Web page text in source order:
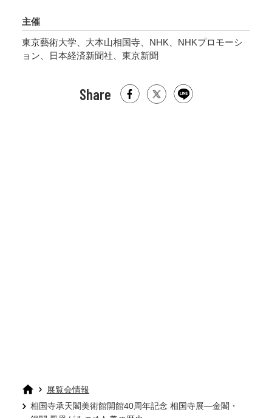
主催
東京藝術大学、大本山相国寺、NHK、NHKプロモーシ
ョン、日本経済新聞社、東京新聞
Share
展覧会情報
相国寺承天閣美術館開館40周年記念 相国寺展―金閣・